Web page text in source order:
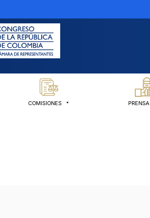
COMISIONES PRENSA